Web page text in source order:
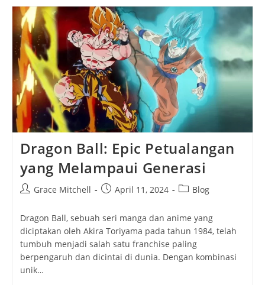
Guardians:
Film
Animasi
Underrated
Yang
Layak
Kamu
Tonton
Ulang
Dragon Ball: Epic Petualangan
yang Melampaui Generasi
PostGrace Mitchell
PostApril 11, 2024
PostBlog
Dragon Ball, sebuah seri manga dan anime yang
diciptakan oleh Akira Toriyama pada tahun 1984, telah
tumbuh menjadi salah satu franchise paling
berpengaruh dan dicintai di dunia. Dengan kombinasi
unik…